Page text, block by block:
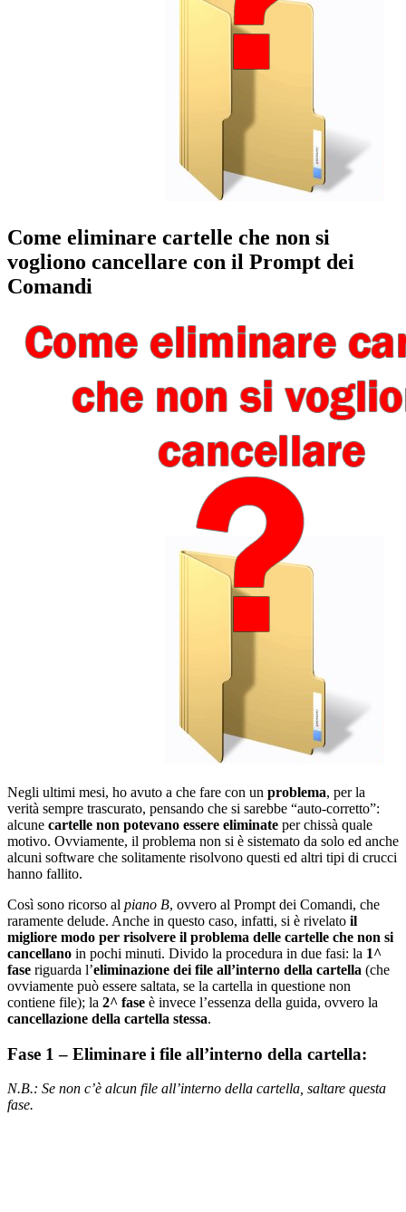
Come eliminare cartelle che non si
vogliono cancellare con il Prompt dei
Comandi
Negli ultimi mesi, ho avuto a che fare con un problema, per la
verità sempre trascurato, pensando che si sarebbe “auto-corretto”:
alcune cartelle non potevano essere eliminate per chissà quale
motivo. Ovviamente, il problema non si è sistemato da solo ed anche
alcuni software che solitamente risolvono questi ed altri tipi di crucci
hanno fallito.
Così sono ricorso al piano B, ovvero al Prompt dei Comandi, che
raramente delude. Anche in questo caso, infatti, si è rivelato il
migliore modo per risolvere il problema delle cartelle che non si
cancellano in pochi minuti. Divido la procedura in due fasi: la 1^
fase riguarda l’eliminazione dei file all’interno della cartella (che
ovviamente può essere saltata, se la cartella in questione non
contiene file); la 2^ fase è invece l’essenza della guida, ovvero la
cancellazione della cartella stessa.
Fase 1 – Eliminare i file all’interno della cartella:
N.B.: Se non c’è alcun file all’interno della cartella, saltare questa
fase.